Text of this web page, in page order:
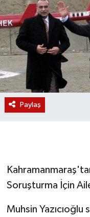
Paylaş
Soruşturma İçin
Muhsin Yazıcıoğlu